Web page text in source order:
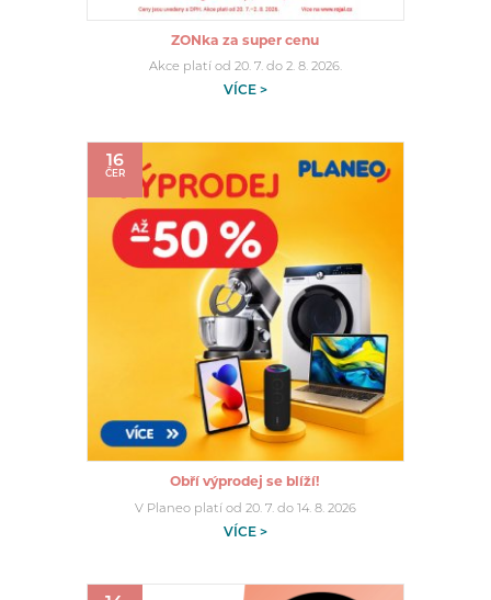
ZONka za super cenu
Akce platí od 20. 7. do 2. 8. 2026.
VÍCE >
16
ČER
Obří výprodej se blíží!
V Planeo platí od 20. 7. do 14. 8. 2026
VÍCE >